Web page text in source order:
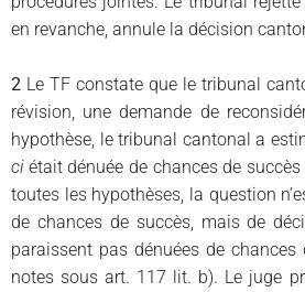
en revanche, annule la décision
2 Le TF constate que le tribunal
révision, une demande de
hypothèse, le tribunal cantonal a
ciétait dénuée de chances de succès
toutes les hypothèses, la question
de chances de succès, mais de
paraissent pas dénuées de
notes sous art. 117 lit. b). Le juge